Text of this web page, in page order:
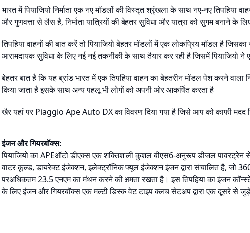
भारत में पियाजियो निर्माता एक नए मॉडलों की विस्तृत श्रृंखला के साथ नए-नए तिपहिया
और गुणवत्ता से लैस है, निर्माता यात्रियों की बेहतर सुविधा और यात्रा को सुगम बनाने के
तिपहिया वाहनों की बात करें तो पियाजियो बेहतर मॉडलों में एक लोकप्रिय मॉडल है
आरामदायक सुविधा के लिए नई नई तकनीकी के साथ तैयार कर रही है जिसमें पियाजियो
बेहतर बात है कि यह ब्रांड भारत में एक तिपहिया वाहन का बेहतरीन मॉडल पेश करने वाला
किया जाता है इसके साथ अन्य पहलू भी लोगों को अपनी ओर आकर्षित करता है
खैर यहां पर Piaggio Ape Auto DX का विवरण दिया गया है जिसे आप को काफी मदद
इंजन और गियरबॉक्स:
पियाजियो का APEऑटो डीएक्स एक शक्तिशाली कुशल बीएस6-अनुरूप डीजल
वाटर कूल्ड, डायरेक्ट इंजेक्शन, इलेक्ट्रॉनिक फ्यूल इंजेक्शन इंजन द्वारा संचालित है, जो
परअधिकतम 23.5 एनएम का मंथन करने की क्षमता रखता है। इस तिपहिया का इंजन
के लिए इंजन और गियरबॉक्स एक मल्टी डिस्क वेट टाइप क्लच सेटअप द्वारा एक दूसरे से